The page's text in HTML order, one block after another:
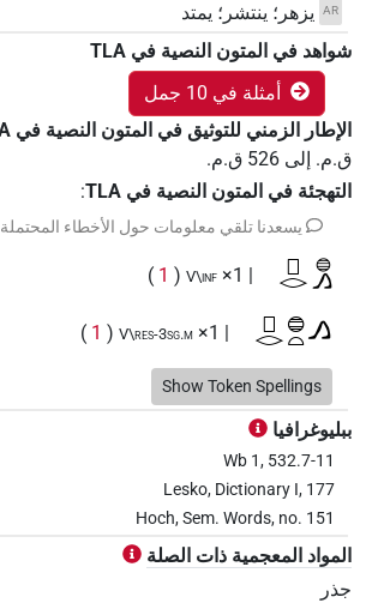
AR
يزهر؛ ينتشر؛ يمتد
شواهد في المتون النصية في ‏TLA
أمثلة في 10 جمل
الإطار الزمني للتوثيق في المتون النصية في ‏TLA
ق.م. إلى 526 ق.م.
التهجئة في المتون النصية في TLA
:
يسعدنا تلقي معلومات حول الأخطاء المحتملة
𓊪𓂋𓐍𓂻
V\inf
(
1
)
𓊪𓂋𓐍𓏏𓂻
V\res-3sg.m
(
1
)
𓊪𓂋𓐍𓏲𓆸𓆰𓏥
| 1×
𓊪𓂋𓐍𓹣𓆰𓏥
𓊪𓃭𓏤𓐍𔏳𓆸
[]⸮𓂋?⸮𓐍?𓂻𓈖
Show Token Spellings
ببليوغرافيا
Wb 1, 532.7-11
Lesko, Dictionary I, 177
Hoch, Sem. Words, no. 151
المواد المعجمية ذات الصلة
جذر